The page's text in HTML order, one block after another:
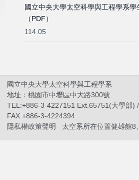
國立中央大學太空科學與工程學系
（PDF）
114.05
國立中央大學太空科學與工程學系
地址：桃園市中壢區中大路300號
TEL:+886-3-4227151 Ext.65751(大學部)
FAX:+886-3-4224394
隱私權政策聲明
太空系所在位置健雄館8